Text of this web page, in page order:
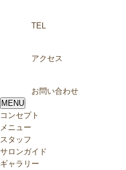
TEL
アクセス
お問い合わせ
MENU
コンセプト
メニュー
スタッフ
サロンガイド
ギャラリー